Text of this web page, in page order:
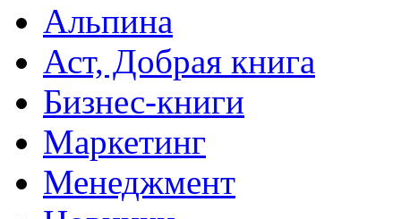
Альпина
Аст, Добрая книга
Бизнес-книги
Маркетинг
Менеджмент